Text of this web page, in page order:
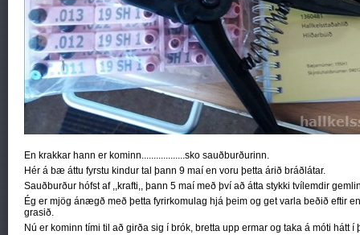
En krakkar hann er kominn..................sko sauðburðurinn.
Hér á bæ áttu fyrstu kindur tal þann 9 maí en voru þetta árið bráðlátar.
Sauðburður hófst af ,,krafti,, þann 5 maí með því að átta stykki tvílemdir
Ég er mjög ánægð með þetta fyrirkomulag hjá þeim og get varla beðið eftir
grasið.
Nú er kominn tími til að girða sig í brók, bretta upp ermar og taka á móti hátt í